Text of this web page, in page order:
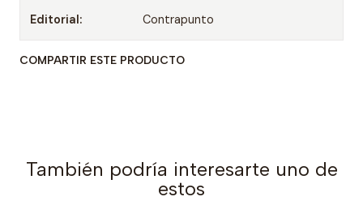
Editorial: Contrapunto
COMPARTIR ESTE PRODUCTO
También podría interesarte uno de
estos